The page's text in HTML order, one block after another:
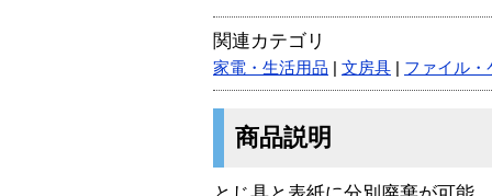
関連カテゴリ
家電・生活用品 文房具 ファイル・
商品説明